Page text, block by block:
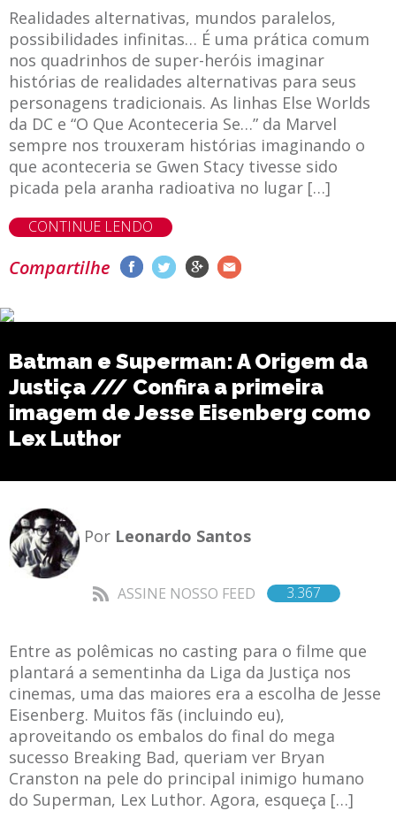
Realidades alternativas, mundos paralelos,
possibilidades infinitas… É uma prática comum
nos quadrinhos de super-heróis imaginar
histórias de realidades alternativas para seus
personagens tradicionais. As linhas Else Worlds
da DC e “O Que Aconteceria Se…” da Marvel
sempre nos trouxeram histórias imaginando o
que aconteceria se Gwen Stacy tivesse sido
picada pela aranha radioativa no lugar […]
CONTINUE LENDO
Compartilhe
Batman e Superman: A Origem da
Justiça /// Confira a primeira
imagem de Jesse Eisenberg como
Lex Luthor
Por Leonardo Santos
ASSINE NOSSO FEED 3.367
Entre as polêmicas no casting para o filme que
plantará a sementinha da Liga da Justiça nos
cinemas, uma das maiores era a escolha de Jesse
Eisenberg. Muitos fãs (incluindo eu),
aproveitando os embalos do final do mega
sucesso Breaking Bad, queriam ver Bryan
Cranston na pele do principal inimigo humano
do Superman, Lex Luthor. Agora, esqueça […]